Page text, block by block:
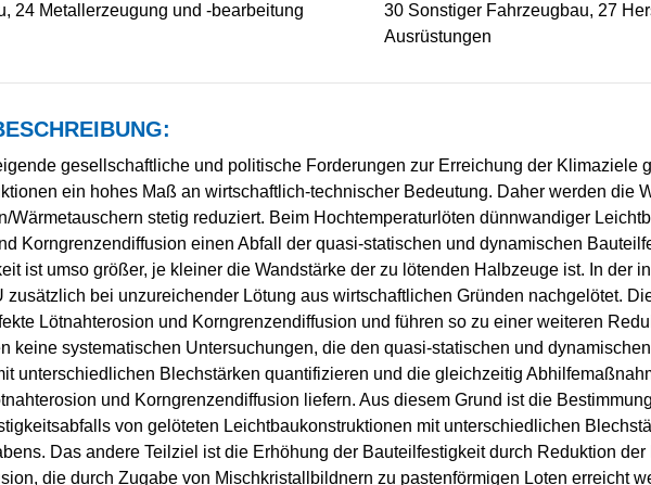
24 Metallerzeugung und -bearbeitung
30 Sonstiger Fahrzeugbau, 27
Ausrüstungen
gesellschaftliche und politische Forderungen zur Erreichung der Klimaziele
ein hohes Maß an wirtschaftlich-technischer Bedeutung. Daher werden die
Wärmetauschern stetig reduziert. Beim Hochtemperaturlöten dünnwandiger
Korngrenzendiffusion einen Abfall der quasi-statischen und dynamischen
ist umso größer, je kleiner die Wandstärke der zu lötenden Halbzeuge ist. In der
zusätzlich bei unzureichender Lötung aus wirtschaftlichen Gründen nachgelötet.
Lötnahterosion und Korngrenzendiffusion und führen so zu einer weiteren
keine systematischen Untersuchungen, die den quasi-statischen und
unterschiedlichen Blechstärken quantifizieren und die gleichzeitig
und Korngrenzendiffusion liefern. Aus diesem Grund ist die
von gelöteten Leichtbaukonstruktionen mit unterschiedlichen
Das andere Teilziel ist die Erhöhung der Bauteilfestigkeit durch Reduktion der
die durch Zugabe von Mischkristallbildnern zu pastenförmigen Loten erreicht